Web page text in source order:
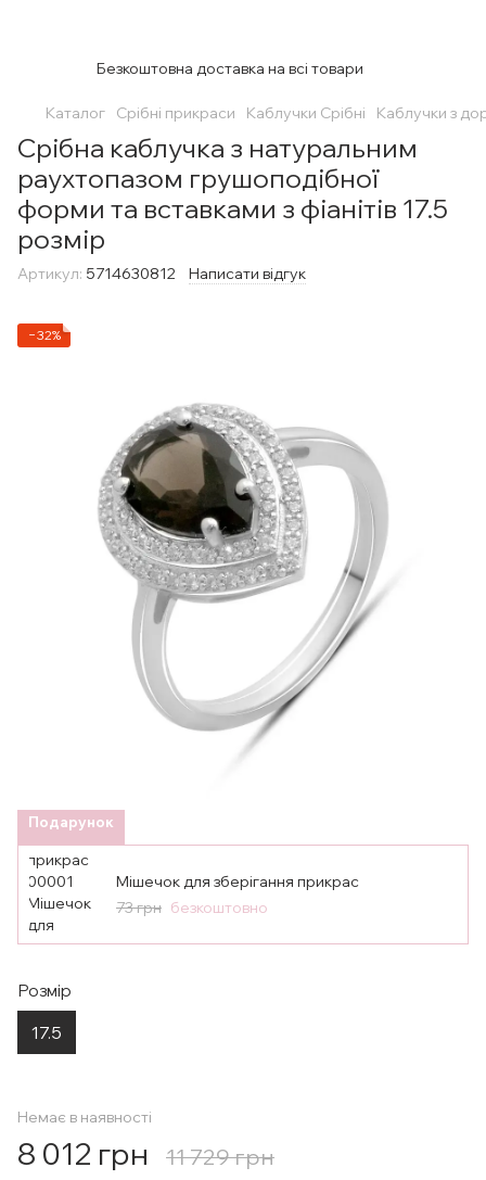
Безкоштовна доставка на всі товари
Каталог Срібні прикраси Каблучки Срібні Каблучки з
Срібна каблучка з натуральним
раухтопазом грушоподібної
форми та вставками з фіанітів 17.5
розмір
Артикул: 5714630812 Написати відгук
−32%
Подарунок
Мішечок для зберігання прикрас
73 грн безкоштовно
Розмір
17.5
Немає в наявності
8 012 грн 11 729 грн